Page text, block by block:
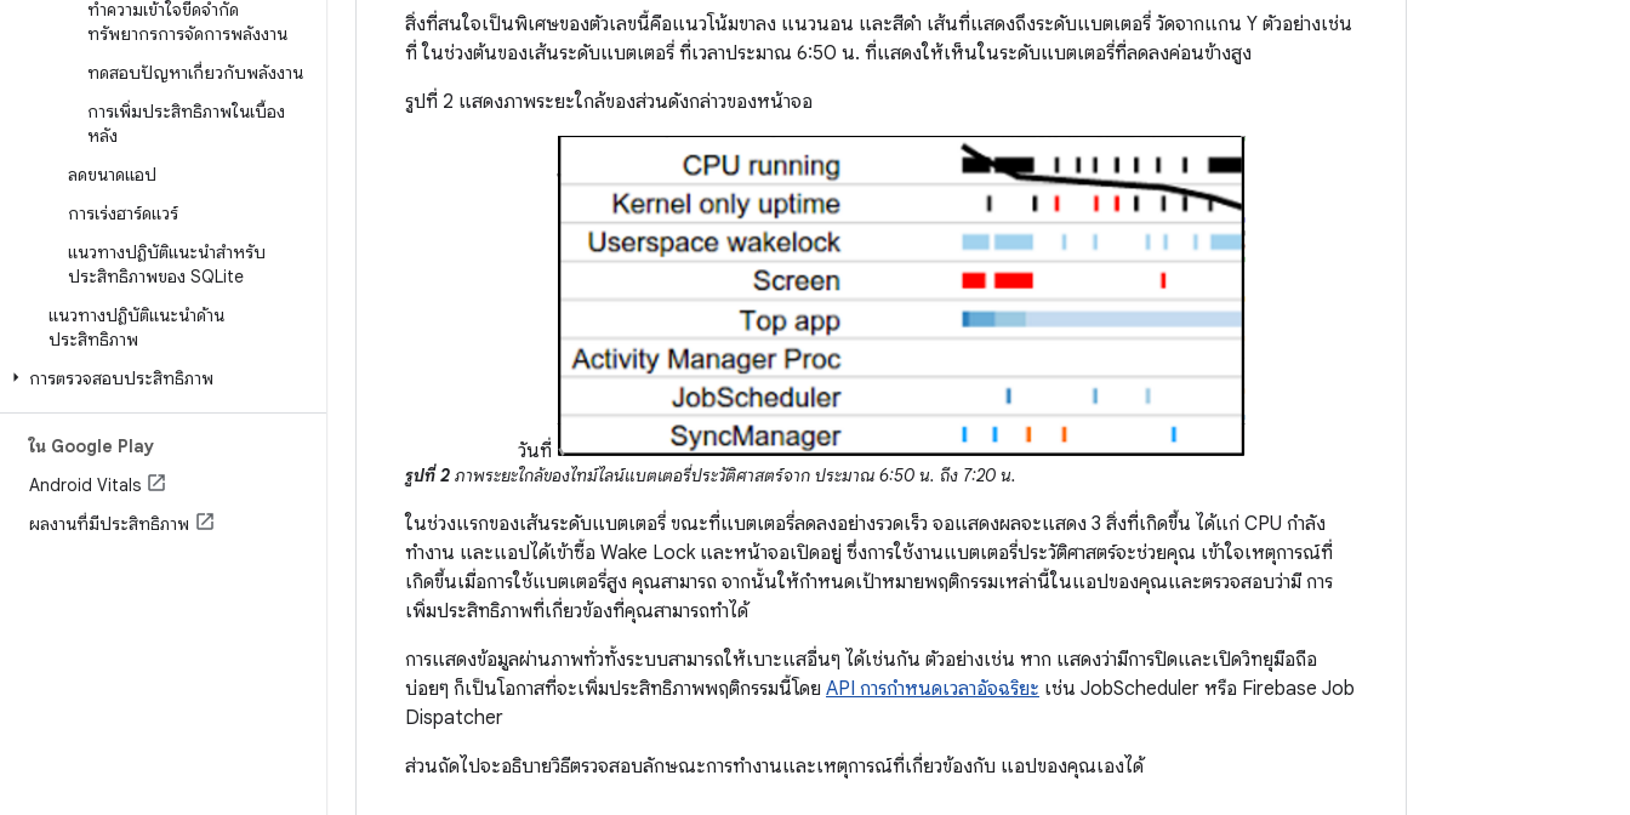
ทำความเข้าใจขีดจำกัด
ทรัพยากรการจัดการพลังงาน
ทดสอบปัญหาเกี่ยวกับพลังงาน
การเพิ่มประสิทธิภาพในเบื้อง
หลัง
ลดขนาดแอป
การเร่งฮาร์ดแวร์
แนวทางปฏิบัติแนะนำสำหรับ
ประสิทธิภาพของ SQLite
แนวทางปฏิบัติแนะนำด้าน
ประสิทธิภาพ
การตรวจสอบประสิทธิภาพ
ใน Google Play
Android Vitals
ผลงานที่มีประสิทธิภาพ
สิ่งที่สนใจเป็นพิเศษของตัวเลขนี้คือแนวโน้มขาลง แนวนอน และสีดำ เส้นที่แสดงถึงระดับแบตเตอรี่ วัดจากแกน Y ตัวอย่างเช่น
ที่ ในช่วงต้นของเส้นระดับแบตเตอรี่ ที่เวลาประมาณ 6:50 น. ที่แสดงให้เห็นในระดับแบตเตอรี่ที่ลดลงค่อนข้างสูง
รูปที่ 2 แสดงภาพระยะใกล้ของส่วนดังกล่าวของหน้าจอ
วันที่
รูปที่ 2 ภาพระยะใกล้ของไทม์ไลน์แบตเตอรี่ประวัติศาสตร์จาก ประมาณ 6:50 น. ถึง 7:20 น.
ในช่วงแรกของเส้นระดับแบตเตอรี่ ขณะที่แบตเตอรี่ลดลงอย่างรวดเร็ว จอแสดงผลจะแสดง 3 สิ่งที่เกิดขึ้น ได้แก่ CPU กำลัง
ทำงาน และแอปได้เข้าซื้อ Wake Lock และหน้าจอเปิดอยู่ ซึ่งการใช้งานแบตเตอรี่ประวัติศาสตร์จะช่วยคุณ เข้าใจเหตุการณ์ที่
เกิดขึ้นเมื่อการใช้แบตเตอรี่สูง คุณสามารถ จากนั้นให้กำหนดเป้าหมายพฤติกรรมเหล่านี้ในแอปของคุณและตรวจสอบว่ามี การ
เพิ่มประสิทธิภาพที่เกี่ยวข้องที่คุณสามารถทำได้
การแสดงข้อมูลผ่านภาพทั่วทั้งระบบสามารถให้เบาะแสอื่นๆ ได้เช่นกัน ตัวอย่างเช่น หาก แสดงว่ามีการปิดและเปิดวิทยุมือถือ
บ่อยๆ ก็เป็นโอกาสที่จะเพิ่มประสิทธิภาพพฤติกรรมนี้โดย API การกำหนดเวลาอัจฉริยะ เช่น JobScheduler หรือ Firebase Job
Dispatcher
ส่วนถัดไปจะอธิบายวิธีตรวจสอบลักษณะการทำงานและเหตุการณ์ที่เกี่ยวข้องกับ แอปของคุณเองได้